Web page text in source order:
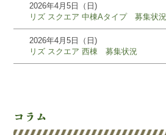
2026年4月5日（日)
リズ スクエア 中棟Aタイプ 募集状況
2026年4月5日（日)
リズ スクエア 西棟 募集状況